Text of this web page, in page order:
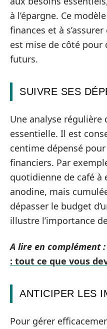
à l’épargne. Ce
finances et à
est mise de côté pour
futurs.
SUIVRE SES
Une analyse régulière
essentielle. Il est
centime dépensé
financiers. Par
quotidienne de café
anodine, mais
dépasser le budget
illustre l’importance
A lire en complément :
: tout ce que vous
ANTICIPER LES
Pour gérer